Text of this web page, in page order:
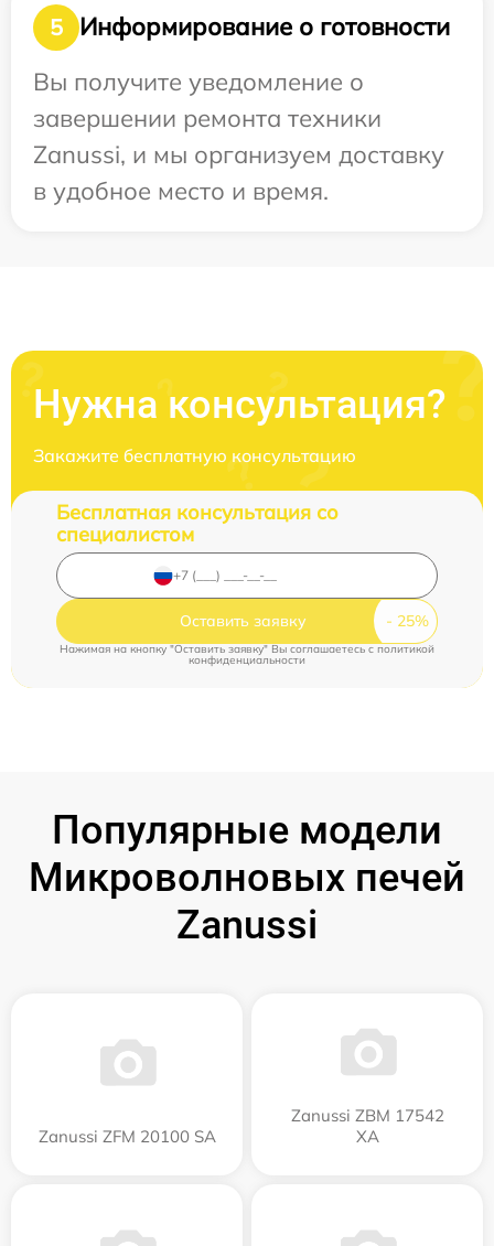
5
Информирование о готовности
Вы получите уведомление о
завершении ремонта техники
Zanussi, и мы организуем доставку
в удобное место и время.
Нужна консультация?
Закажите бесплатную консультацию
Бесплатная консультация со
специалистом
Оставить заявку
Нажимая на кнопку "Оставить заявку" Вы соглашаетесь cполитикой
конфиденциальности
Популярные модели
Микроволновых печей
Zanussi
Zanussi ZFM 20100 SA
Zanussi ZBM 17542
XA